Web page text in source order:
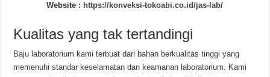
Website : https://konveksi-tokoabi.co.id/jas-lab/
Kualitas yang tak tertandingi
Baju laboratorium kami terbuat dari bahan berkualitas tinggi yang
memenuhi standar keselamatan dan keamanan laboratorium. Kami